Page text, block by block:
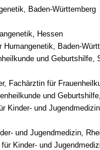
Baden-Württemberg
Hessen
Humangenetik, Baden-
und Geburtshilfe,
Fachärztin für
und
Kinder- und
und Jugendmedizin,
Kinder- und